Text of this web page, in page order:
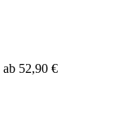
ab 52,90 €